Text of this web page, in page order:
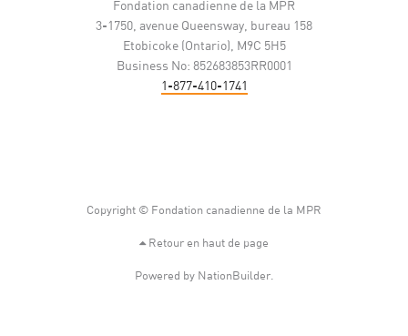
Fondation canadienne de la MPR
3-1750, avenue Queensway, bureau 158
Etobicoke (Ontario), M9C 5H5
Business No: 852683853RR0001
1-877-410-1741
Copyright © Fondation canadienne de la MPR
Retour en haut de page
Powered by NationBuilder.